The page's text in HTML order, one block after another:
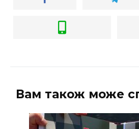
Вам також може